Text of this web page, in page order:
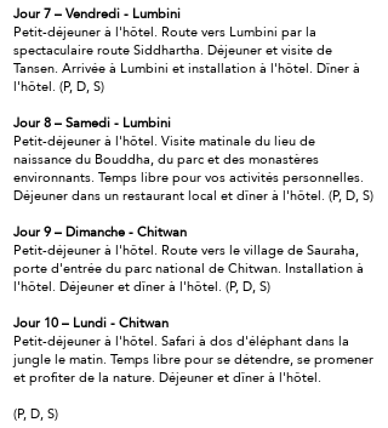
Jour 7 – Vendredi - Lumbini
Petit-déjeuner à l'hôtel. Route vers Lumbini par la
spectaculaire route Siddhartha. Déjeuner et visite de
Tansen. Arrivée à Lumbini et installation à l'hôtel. Dîner à
l'hôtel. (P, D, S)
Jour 8 – Samedi - Lumbini
Petit-déjeuner à l'hôtel. Visite matinale du lieu de
naissance du Bouddha, du parc et des monastères
environnants. Temps libre pour vos activités personnelles.
Déjeuner dans un restaurant local et dîner à l'hôtel. (P, D, S)
Jour 9 – Dimanche - Chitwan
Petit-déjeuner à l'hôtel. Route vers le village de Sauraha,
porte d'entrée du parc national de Chitwan. Installation à
l'hôtel. Déjeuner et dîner à l'hôtel. (P, D, S)
Jour 10 – Lundi - Chitwan
Petit-déjeuner à l'hôtel. Safari à dos d'éléphant dans la
jungle le matin. Temps libre pour se détendre, se promener
et profiter de la nature. Déjeuner et dîner à l'hôtel.
(P, D, S)